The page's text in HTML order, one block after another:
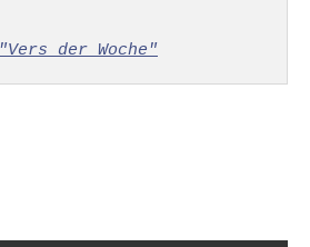
der Woche"